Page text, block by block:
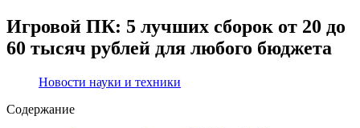
Игровой ПК: 5 лучших сборок от 20 до
60 тысяч рублей для любого бюджета
Новости науки и техники
Содержание